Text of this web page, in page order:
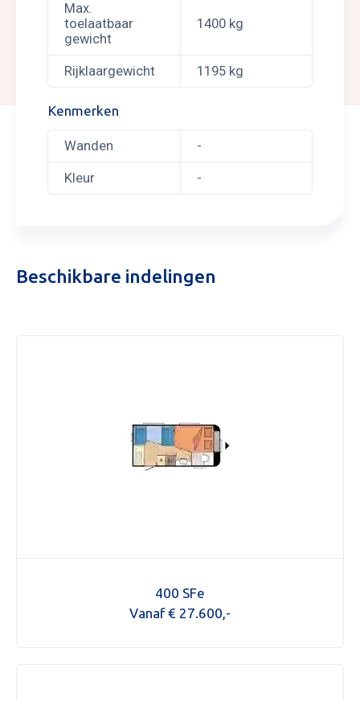
Max.
toelaatbaar
gewicht
1400 kg
Rijklaargewicht 1195 kg
Kenmerken
Wanden -
Kleur -
Beschikbare indelingen
400 SFe
Vanaf € 27.600,-